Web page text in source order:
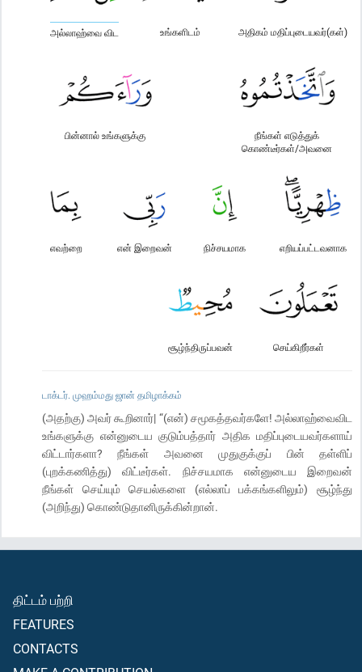
அதிகம் மதிப்புடையவர்(கள்)
உங்களிடம்
அல்லாஹ்வை விட
நீங்கள் எடுத்துக்
கொண்டீர்கள்/அவனை
பின்னால் உங்களுக்கு
எறியப்பட்டவனாக
நிச்சயமாக
என் இறைவன்
எவற்றை
செய்கிறீர்கள்
சூழ்ந்திருப்பவன்
டாக்டர். முஹம்மது ஜான் தமிழாக்கம்
(அதற்கு) அவர் கூறினார்| “(என்) சமூகத்தவர்களே! அல்லாஹ்வைவிட
உங்களுக்கு என்னுடைய குடும்பத்தார் அதிக மதிப்புடையவர்களாய்
விட்டார்களா? நீங்கள் அவனை முதுகுக்குப் பின் தள்ளிப்
(புறக்கணித்து) விட்டீர்கள். நிச்சயமாக என்னுடைய இறைவன்
நீங்கள் செய்யும் செயல்களை (எல்லாப் பக்கங்களிலும்) சூழ்ந்து
(அறிந்து) கொண்டுதானிருக்கின்றான்.
திட்டம் பற்றி
FEATURES
CONTACTS